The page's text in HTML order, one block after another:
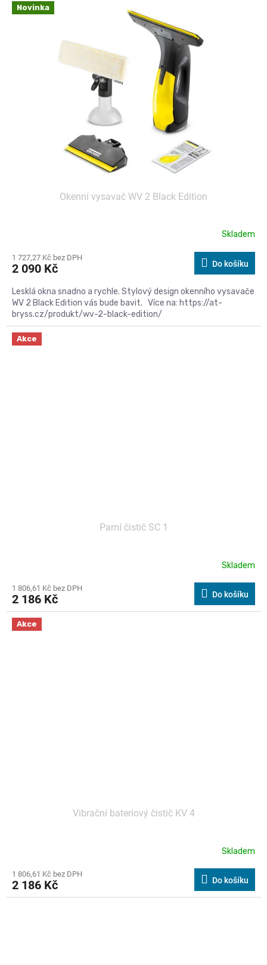
Novinka
Okenní vysavač WV 2 Black Edition
Skladem
1 727,27 Kč bez DPH
2 090 Kč Do košíku
Lesklá okna snadno a rychle. Stylový design okenního vysavače
WV 2 Black Edition vás bude bavit. Více na: https://at-
bryss.cz/produkt/wv-2-black-edition/
Akce
Parní čistič SC 1
Skladem
1 806,61 Kč bez DPH
2 186 Kč Do košíku
Akce
Vibrační bateriový čistič KV 4
Skladem
1 806,61 Kč bez DPH
2 186 Kč Do košíku